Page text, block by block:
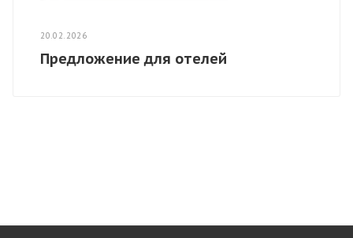
20.02.2026
Предложение для отелей